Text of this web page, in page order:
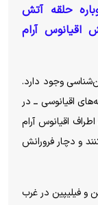
حلقه آتش
اقیانوس آرام
وجود دارد.
اقیانوسی ــ در
اقیانوس آرام
و دچار فرورانش
و فیلیپین در غرب